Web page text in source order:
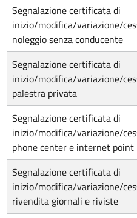
Segnalazione certificata di
inizio/modifica/variazione/
noleggio senza conducente
Segnalazione certificata di
inizio/modifica/variazione/
palestra privata
Segnalazione certificata di
inizio/modifica/variazione/
phone center e internet point
Segnalazione certificata di
inizio/modifica/variazione/
rivendita giornali e riviste